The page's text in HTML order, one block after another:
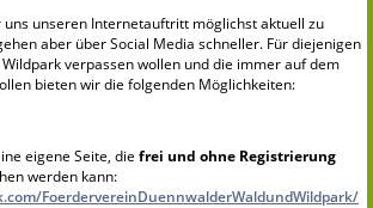
unseren Internetauftritt möglichst aktuell zu
aber über Social Media schneller. Für diejenigen
verpassen wollen und die immer auf dem
bieten wir die folgenden Möglichkeiten:
eigene Seite, die frei und ohne Registrierung
werden kann:
FoerdervereinDuennwalderWaldundWildpark/